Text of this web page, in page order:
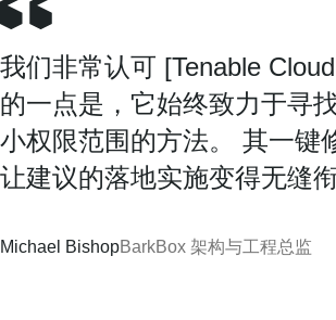
我们非常认可 [Tenable
的一点是，它始终致力于寻
小权限范围的方法。 其一键
让建议的落地实施变得无缝衔
Michael BishopBarkBox 架构与工程总监